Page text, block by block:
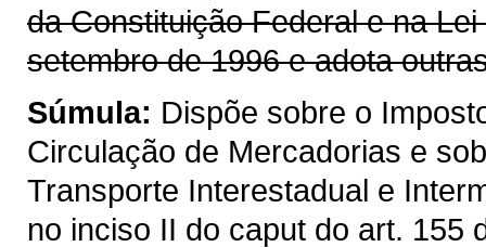
da Constituição Federal e na
setembro de 1996 e adota
Súmula: Dispõe sobre o
Circulação de Mercadorias e
Transporte Interestadual e
no inciso II do caput do art. 155